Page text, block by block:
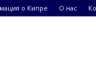
о Кипре О нас